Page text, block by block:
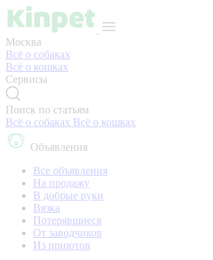
Москва
Всё о собаках
Всё о кошках
Сервисы
Поиск по статьям
Всё о собаках Всё о кошках
Объявления
Все объявления
На продажу
В добрые руки
Вязка
Потерявшиеся
От заводчиков
Из приютов